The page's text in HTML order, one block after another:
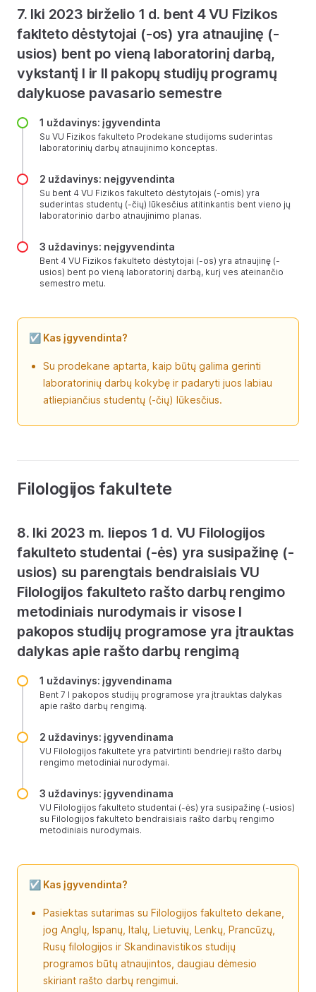
7. Iki 2023 birželio 1 d. bent 4 VU Fizikos
faklteto dėstytojai (-os) yra atnaujinę (-
usios) bent po vieną laboratorinį darbą,
vykstantį I ir II pakopų studijų programų
dalykuose pavasario semestre
1 uždavinys: įgyvendinta
Su VU Fizikos fakulteto Prodekane studijoms suderintas
laboratorinių darbų atnaujinimo konceptas.
2 uždavinys: neįgyvendinta
Su bent 4 VU Fizikos fakulteto dėstytojais (-omis) yra
suderintas studentų (-čių) lūkesčius atitinkantis bent vieno jų
laboratorinio darbo atnaujinimo planas.
3 uždavinys: neįgyvendinta
Bent 4 VU Fizikos fakulteto dėstytojai (-os) yra atnaujinę (-
usios) bent po vieną laboratorinį darbą, kurį ves ateinančio
semestro metu.
☑️ Kas įgyvendinta?
Su prodekane aptarta, kaip būtų galima gerinti
laboratorinių darbų kokybę ir padaryti juos labiau
atliepiančius studentų (-čių) lūkesčius.
Filologijos fakultete
8. Iki 2023 m. liepos 1 d. VU Filologijos
fakulteto studentai (-ės) yra susipažinę (-
usios) su parengtais bendraisiais VU
Filologijos fakulteto rašto darbų rengimo
metodiniais nurodymais ir visose I
pakopos studijų programose yra įtrauktas
dalykas apie rašto darbų rengimą
1 uždavinys: įgyvendinama
Bent 7 I pakopos studijų programose yra įtrauktas dalykas
apie rašto darbų rengimą.
2 uždavinys: įgyvendinama
VU Filologijos fakultete yra patvirtinti bendrieji rašto darbų
rengimo metodiniai nurodymai.
3 uždavinys: įgyvendinama
VU Filologijos fakulteto studentai (-ės) yra susipažinę (-usios)
su Filologijos fakulteto bendraisiais rašto darbų rengimo
metodiniais nurodymais.
☑️ Kas įgyvendinta?
Pasiektas sutarimas su Filologijos fakulteto dekane,
jog Anglų, Ispanų, Italų, Lietuvių, Lenkų, Prancūzų,
Rusų filologijos ir Skandinavistikos studijų
programos būtų atnaujintos, daugiau dėmesio
skiriant rašto darbų rengimui.